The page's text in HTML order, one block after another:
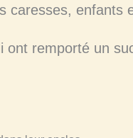
caresses, enfants
ont remporté un